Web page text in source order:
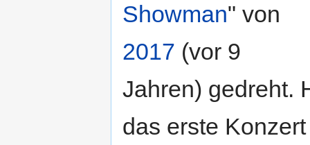
Showman" von
2017 (vor 9
Jahren) gedreht.
das erste